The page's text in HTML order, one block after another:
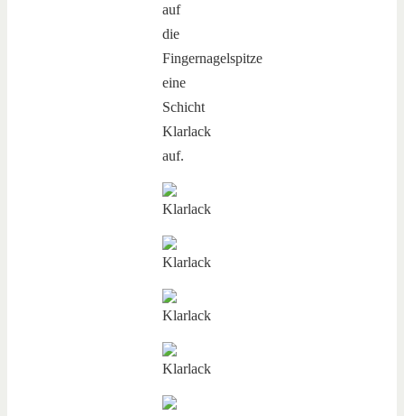
auf
die
Fingernagelspitze
eine
Schicht
Klarlack
auf.